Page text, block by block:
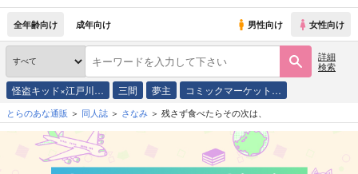
全年齢向け 成年向け 男性向け 女性向け
詳細
検索
怪盗キッド×江戸川… 三間 夢主 コミックマーケット…
とらのあな通販 同人誌 さなみ 残さず食べたらその次は、